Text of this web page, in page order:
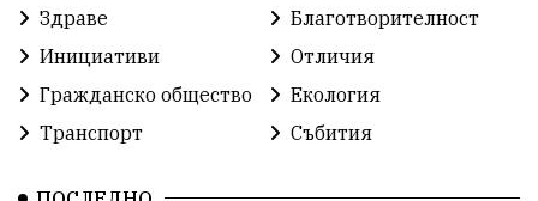
Здраве
Благотворителност
Инициативи
Отличия
Гражданско общество
Екология
Транспорт
Събития